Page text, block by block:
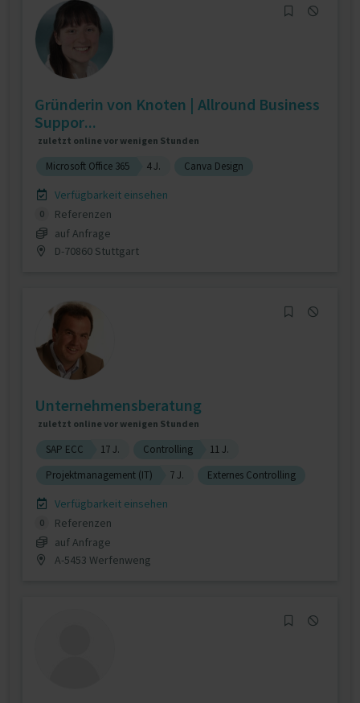
Gründerin von Knoten | Allround Business
Suppor...
zuletzt online vor wenigen Stunden
Microsoft Office 365 4 J. Canva Design
Verfügbarkeit einsehen
0
Referenzen
auf Anfrage
D-70860 Stuttgart
Unternehmensberatung
zuletzt online vor wenigen Stunden
SAP ECC 17 J. Controlling
11 J.
Projektmanagement (IT)
7 J. Externes Controlling
Verfügbarkeit einsehen
0
Referenzen
auf Anfrage
A-5453 Werfenweng